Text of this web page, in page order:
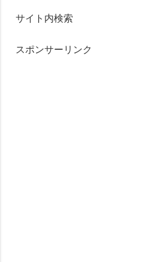
サイト内検索
スポンサーリンク